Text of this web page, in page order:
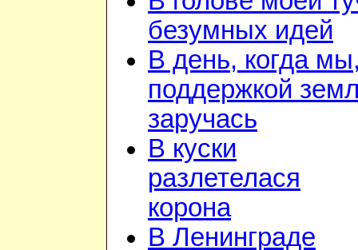
безумных идей
В день, когда
поддержкой
заручась
В куски
разлетелася
корона
В Ленинграде